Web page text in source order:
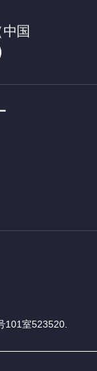
国
101室523520.